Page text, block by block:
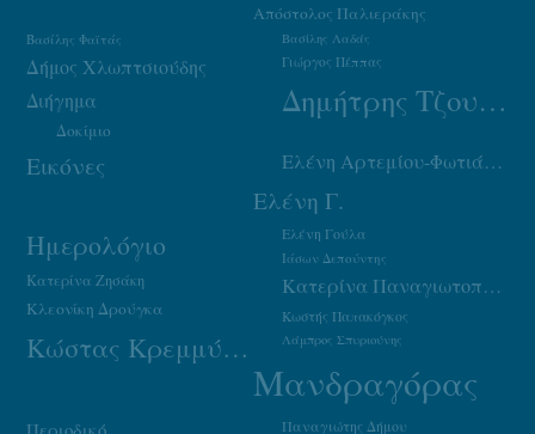
Απόστολος Παλιεράκης
Βασίλης Λαδάς
Βασίλης Φαϊτάς
Γιώργος Πέππας
Δήμος Χλωπτσιούδης
Δημήτρης Τζουμάκας
Διήγημα
Δοκίμιο
Εικόνες Ελένη Αρτεμίου-Φωτιάδου
Ελένη Γ.
Ελένη Γούλα
Ημερολόγιο Ιάσων Δεπούντης
Κατερίνα Ζησάκη Κατερίνα Παναγιωτοπούλου
Κλεονίκη Δρούγκα Κωστής Παπακόγκος
Κώστας Κρεμμύδας Λάμπρος Σπυριούνης
Μανδραγόρας
Παναγιώτης Δήμου